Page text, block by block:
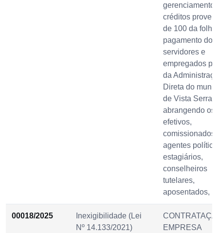
gerenciamento
créditos
de 100 da folha
pagamento dos
servidores e
empregados
da
Direta do
de Vista
abrangendo os
efetivos,
comissionados,
agentes
estagiários,
conselheiros
tutelares,
aposentados,
00018/2025
Inexigibilidade (Lei
Nº 14.133/2021)
EMPRESA